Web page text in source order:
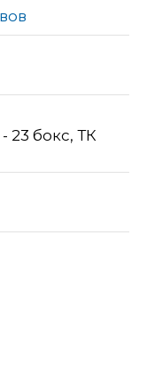
23 бокс, ТК